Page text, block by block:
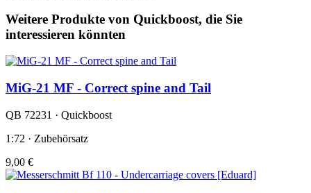
Weitere Produkte von Quickboost, die Sie
interessieren könnten
MiG-21 MF - Correct spine and Tail
QB 72231 · Quickboost
1:72 · Zubehörsatz
9,00 €